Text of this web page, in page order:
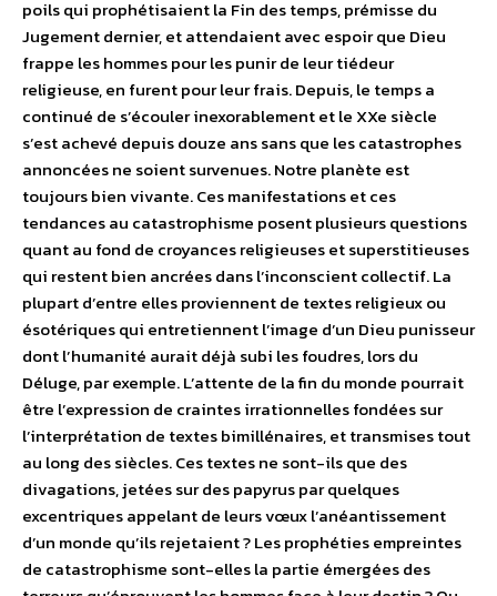
poils qui prophétisaient la Fin des temps, prémisse du
Jugement dernier, et attendaient avec espoir que Dieu
frappe les hommes pour les punir de leur tiédeur
religieuse, en furent pour leur frais. Depuis, le temps a
continué de s’écouler inexorablement et le XXe siècle
s’est achevé depuis douze ans sans que les catastrophes
annoncées ne soient survenues. Notre planète est
toujours bien vivante. Ces manifestations et ces
tendances au catastrophisme posent plusieurs questions
quant au fond de croyances religieuses et superstitieuses
qui restent bien ancrées dans l’inconscient collectif. La
plupart d’entre elles proviennent de textes religieux ou
ésotériques qui entretiennent l’image d’un Dieu punisseur
dont l’humanité aurait déjà subi les foudres, lors du
Déluge, par exemple. L’attente de la fin du monde pourrait
être l’expression de craintes irrationnelles fondées sur
l’interprétation de textes bimillénaires, et transmises tout
au long des siècles. Ces textes ne sont-ils que des
divagations, jetées sur des papyrus par quelques
excentriques appelant de leurs vœux l’anéantissement
d’un monde qu’ils rejetaient ? Les prophéties empreintes
de catastrophisme sont-elles la partie émergées des